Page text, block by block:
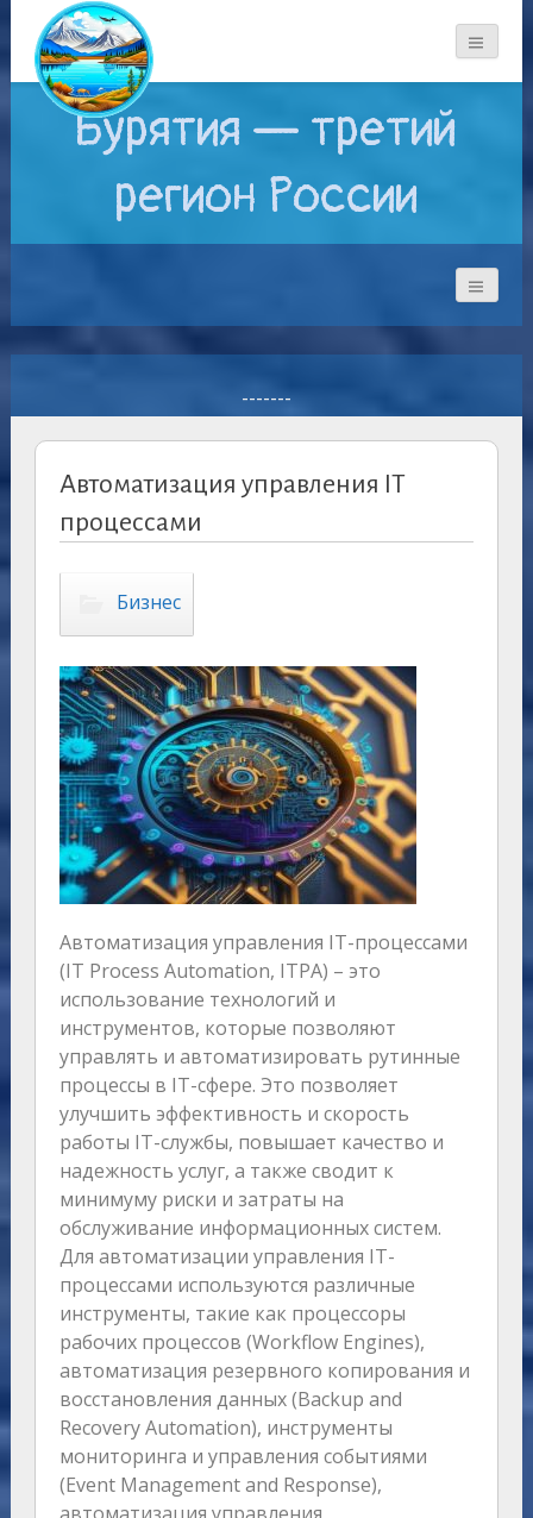
Бурятия — третий
регион России
-------
Автоматизация управления IT
процессами
Бизнес
Автоматизация управления IT-процессами
(IT Process Automation, ITPA) – это
использование технологий и
инструментов, которые позволяют
управлять и автоматизировать рутинные
процессы в IT-сфере. Это позволяет
улучшить эффективность и скорость
работы IT-службы, повышает качество и
надежность услуг, а также сводит к
минимуму риски и затраты на
обслуживание информационных систем.
Для автоматизации управления IT-
процессами используются различные
инструменты, такие как процессоры
рабочих процессов (Workflow Engines),
автоматизация резервного копирования и
восстановления данных (Backup and
Recovery Automation), инструменты
мониторинга и управления событиями
(Event Management and Response),